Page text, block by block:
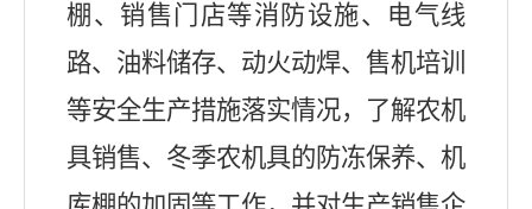
棚、销售门店等消防设施、电气线
路、油料储存、动火动焊、售机培训
等安全生产措施落实情况，了解农机
具销售、冬季农机具的防冻保养、机